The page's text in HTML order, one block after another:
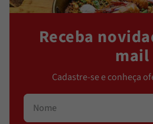
Receba
mail
Cadastre-se e conheça